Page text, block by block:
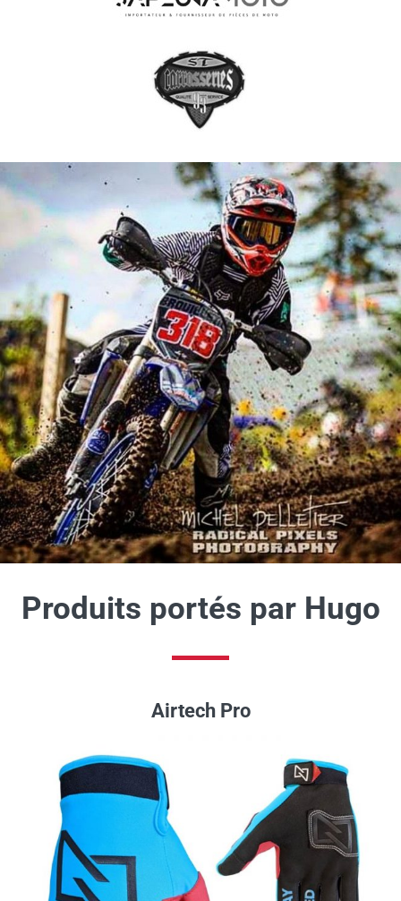
Produits portés par Hugo
Airtech Pro